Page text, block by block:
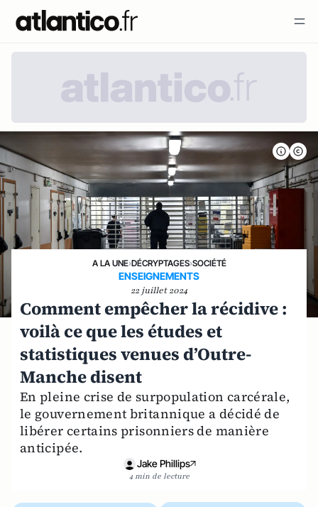
A LA UNE›DÉCRYPTAGES›SOCIÉTÉ
ENSEIGNEMENTS
22 juillet 2024
Comment empêcher la récidive :
voilà ce que les études et
statistiques venues d’Outre-
Manche disent
En pleine crise de surpopulation carcérale,
le gouvernement britannique a décidé de
libérer certains prisonniers de manière
anticipée.
Jake Phillips
4 min de lecture